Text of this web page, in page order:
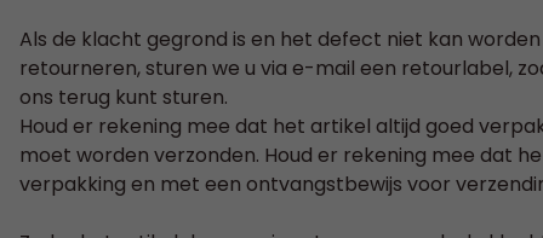
Als de klacht gegrond is en het defect niet kan
retourneren, sturen we u via e-mail een retourlabel,
ons terug kunt sturen.
Houd er rekening mee dat het artikel altijd goed
moet worden verzonden. Houd er rekening mee dat
verpakking en met een ontvangstbewijs voor